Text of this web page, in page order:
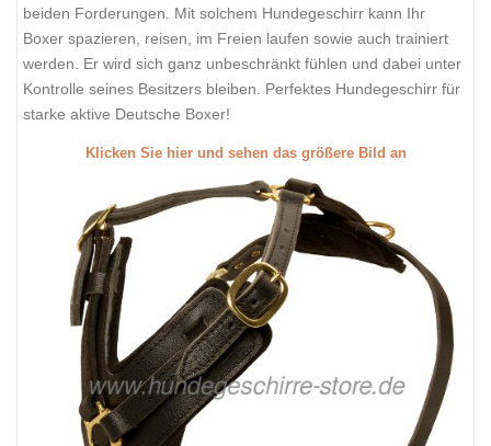
beiden Forderungen. Mit solchem Hundegeschirr kann Ihr
Boxer spazieren, reisen, im Freien laufen sowie auch trainiert
werden. Er wird sich ganz unbeschränkt fühlen und dabei unter
Kontrolle seines Besitzers bleiben. Perfektes Hundegeschirr für
starke aktive Deutsche Boxer!
Klicken Sie hier und sehen das größere Bild an